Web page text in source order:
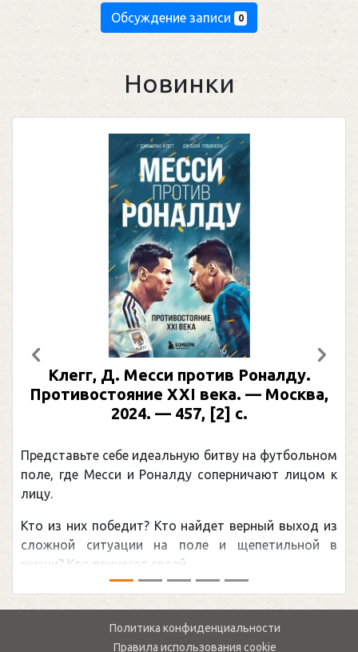
Обсуждение записи 0
Новинки
Клегг, Д. Месси против Роналду.
Противостояние XXI века. — Москва,
2024. — 457, [2] с.
Представьте себе идеальную битву на футбольном
поле, где Месси и Роналду соперничают лицом к
лицу.
Кто из них победит? Кто найдет верный выход из
сложной ситуации на поле и щепетильной в
жизни? Кто принесет своей ...
Предыдущий
Политика конфиденциальности
Правила использования cookie